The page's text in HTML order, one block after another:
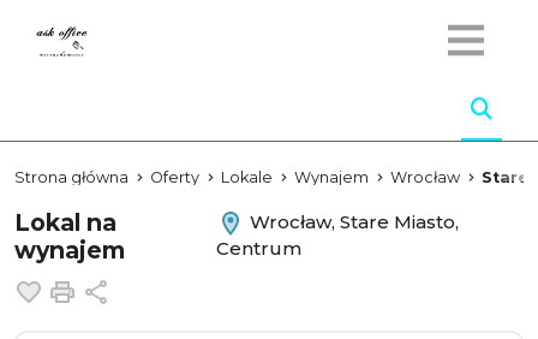
Strona główna Oferty Lokale Wynajem Wrocław Stare
Lokal na
wynajem
Wrocław, Stare Miasto,
Centrum
Dodaj do ulubionych
Drukuj